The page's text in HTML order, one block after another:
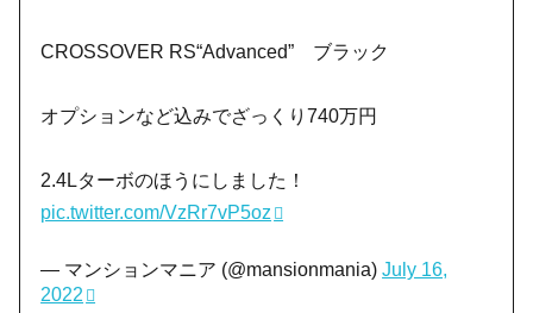
CROSSOVER RS“Advanced” ブラック
オプションなど込みでざっくり740万円
2.4Lターボのほうにしました！
pic.twitter.com/VzRr7vP5oz
— マンションマニア (@mansionmania)July 16,
2022